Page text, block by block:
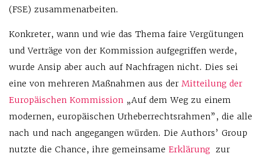
(FSE) zusammenarbeiten.
Konkreter, wann und wie das Thema faire Vergütungen
und Verträge von der Kommission aufgegriffen werde,
wurde Ansip aber auch auf Nachfragen nicht. Dies sei
eine von mehreren Maßnahmen aus der Mitteilung der
Europäischen Kommission „Auf dem Weg zu einem
modernen, europäischen Urheberrechtsrahmen”, die alle
nach und nach angegangen würden. Die Authors’ Group
nutzte die Chance, ihre gemeinsame Erklärung zur